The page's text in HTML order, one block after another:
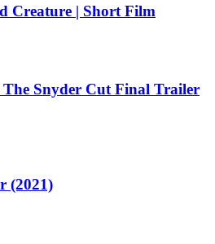
Creature | Short Film
Snyder Cut Final Trailer
(2021)